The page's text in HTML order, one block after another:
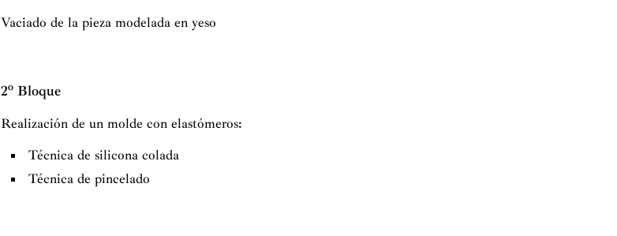
Vaciado de la pieza modelada en yeso
2º Bloque
Realización de un molde con elastómeros:
Técnica de silicona colada
Técnica de pincelado